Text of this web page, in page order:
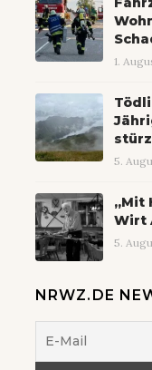
1.
5.
„Mit
Wirt
5.
NRWZ.DE